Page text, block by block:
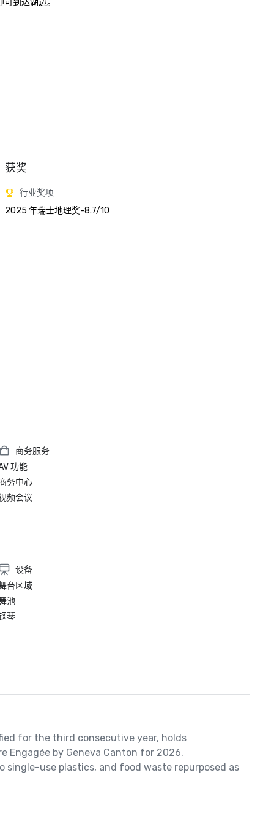
到达湖边。
获奖
行业奖项
2025 年瑞士地理奖-8.7/10
商务服务
功能
务中心
频会议
设备
台区域
池
琴
for the third consecutive year, holds
Engagée by Geneva Canton for 2026.
use plastics, and food waste repurposed as